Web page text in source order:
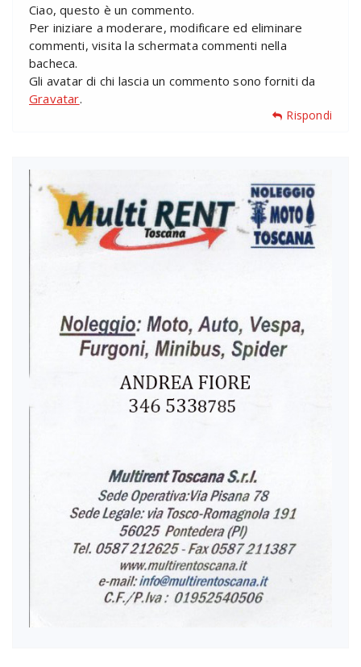
Ciao, questo è un commento.
Per iniziare a moderare, modificare ed eliminare
commenti, visita la schermata commenti nella
bacheca.
Gli avatar di chi lascia un commento sono forniti da
Gravatar.
Rispondi